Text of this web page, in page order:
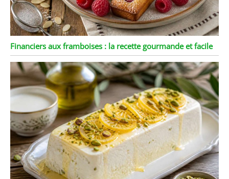
Financiers aux framboises : la recette gourmande et facile